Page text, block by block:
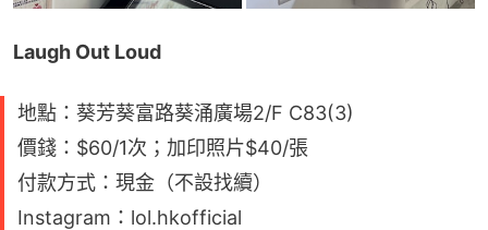
Laugh Out Loud
地點：葵芳葵富路葵涌廣場2/F C83(3)
價錢：$60/1次；加印照片$40/張
付款方式：現金（不設找續）
Instagram：lol.hkofficial